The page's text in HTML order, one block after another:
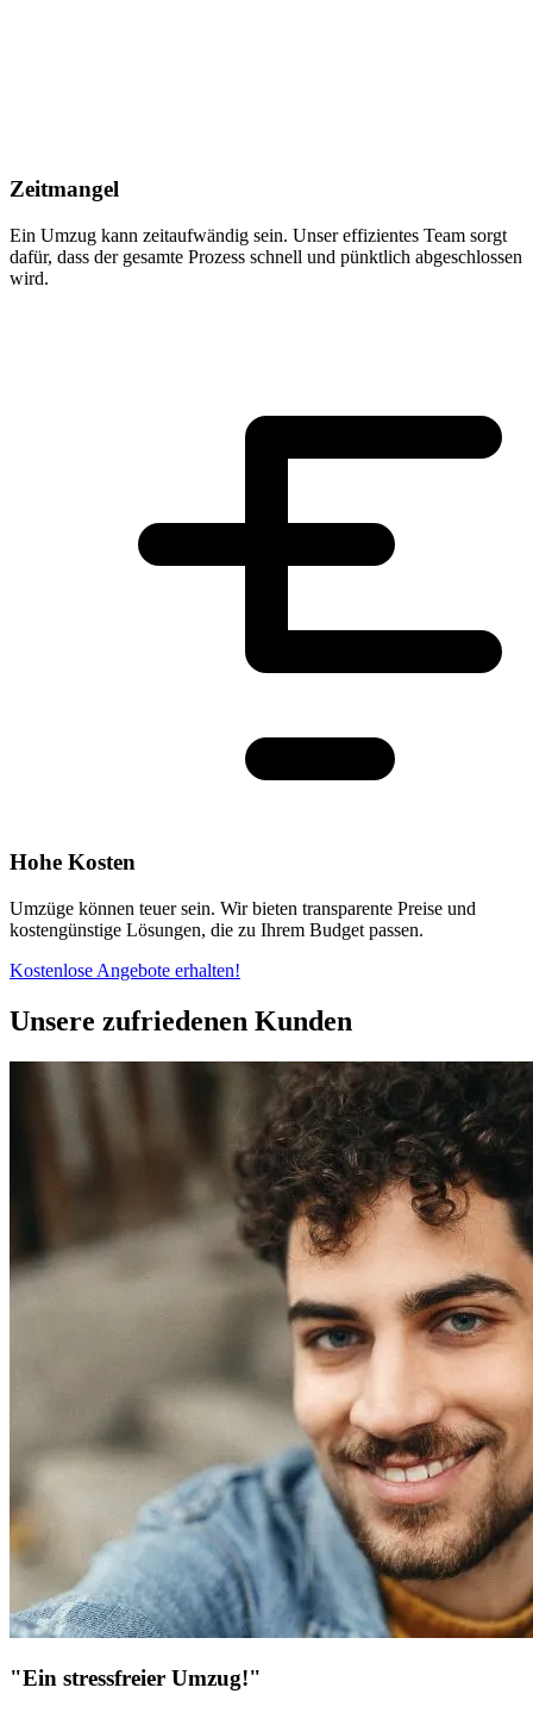
Zeitmangel
Ein Umzug kann zeitaufwändig sein. Unser effizientes Team sorgt
dafür, dass der gesamte Prozess schnell und pünktlich abgeschlossen
wird.
Hohe Kosten
Umzüge können teuer sein. Wir bieten transparente Preise und
kostengünstige Lösungen, die zu Ihrem Budget passen.
Kostenlose Angebote erhalten!
Unsere zufriedenen Kunden
"Ein stressfreier Umzug!"